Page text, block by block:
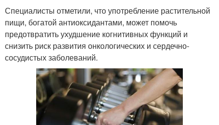
Специалисты отметили, что употребление растительной
пищи, богатой антиоксидантами, может помочь
предотвратить ухудшение когнитивных функций и
снизить риск развития онкологических и сердечно-
сосудистых заболеваний.